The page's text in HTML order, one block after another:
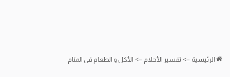
الرئيسية => تفسير الأحلام => الأكل و الطعام في المنام